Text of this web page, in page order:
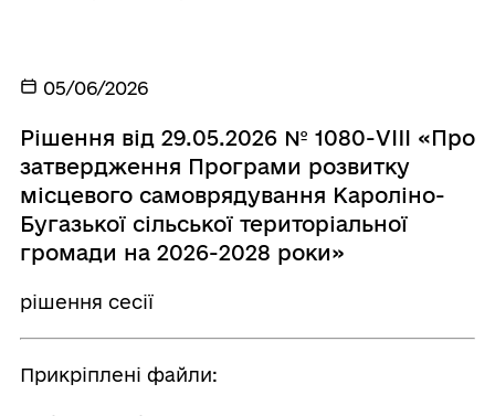
05/06/2026
Рішення від 29.05.2026 № 1080-VIII «Про
затвердження Програми розвитку
місцевого самоврядування Кароліно-
Бугазької сільської територіальної
громади на 2026-2028 роки»
рішення сесії
Прикріплені файли: